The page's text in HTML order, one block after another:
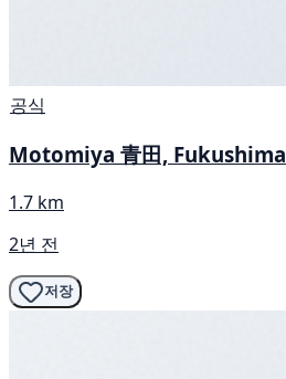
공식
Motomiya 青田, Fukushima
1.7 km
2년 전
저장